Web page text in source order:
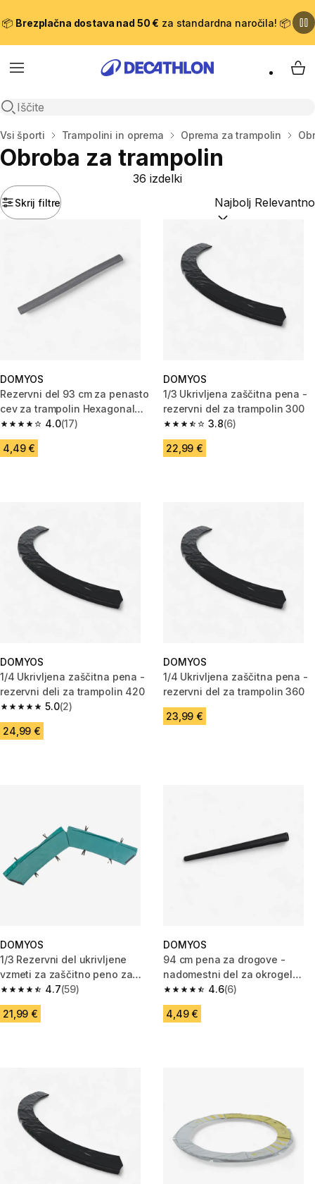
📦 Brezplačna dostava nad 50 € za standardna naročila! 📦
Meni
Odpri iskanje
Domov
Vsi športi Trampolini in oprema Oprema za trampolin
Obroba za trampolin
Skrij filtre
36 izdelki
Razvrsti po:
DOMYOS
Rezervni del 93 cm za penasto
cev za trampolin Hexagonal
240 / Octagonal 300
4.0
4.0 od 5 zvezdic from 17 ocene
(17)
4,49 €
DOMYOS
1/3 Ukrivljena zaščitna pena -
rezervni del za trampolin 300
3.8
3.8 od 5 zvezdic from 6 ocene
(6)
22,99 €
DOMYOS
1/4 Ukrivljena zaščitna pena -
rezervni deli za trampolin 420
5.0
5.0 od 5 zvezdic from 2 ocene
(2)
24,99 €
DOMYOS
1/4 Ukrivljena zaščitna pena -
rezervni del za trampolin 360
23,99 €
DOMYOS
1/3 Rezervni del ukrivljene
vzmeti za zaščitno peno za
trampolin Hexagonal 240
4.7
4.7 od 5 zvezdic from 59 ocene
(59)
21,99 €
DOMYOS
94 cm pena za drogove -
nadomestni del za okrogel
trampolin 240/300/360/420
4.6
4.6 od 5 zvezdic from 6 ocene
(6)
4,49 €